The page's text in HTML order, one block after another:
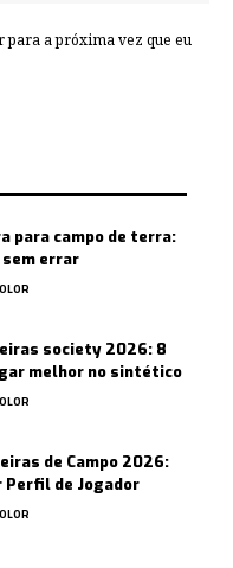
para a próxima vez que eu
para campo de terra:
errar
society 2026: 8
melhor no sintético
de Campo 2026:
Perfil de Jogador